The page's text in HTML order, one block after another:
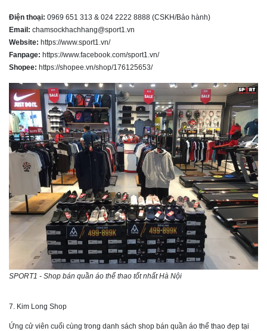
Điện thoại: 0969 651 313 & 024 2222 8888 (CSKH/Bảo hành)
Email: chamsockhachhang@sport1.vn
Website: https://www.sport1.vn/
Fanpage: https://www.facebook.com/sport1.vn/
Shopee: https://shopee.vn/shop/176125653/
SPORT1 - Shop bán quần áo thể thao tốt nhất Hà Nội
7. Kim Long Shop
Ứng cử viên cuối cùng trong danh sách shop bán quần áo thể thao đẹp tại